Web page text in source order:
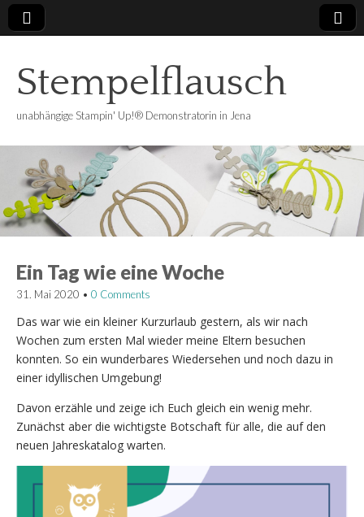
Stempelflausch
unabhängige Stampin' Up!® Demonstratorin in Jena
Ein Tag wie eine Woche
31. Mai 2020 • 0 Comments
Das war wie ein kleiner Kurzurlaub gestern, als wir nach
Wochen zum ersten Mal wieder meine Eltern besuchen
konnten. So ein wunderbares Wiedersehen und noch dazu in
einer idyllischen Umgebung!
Davon erzähle und zeige ich Euch gleich ein wenig mehr.
Zunächst aber die wichtigste Botschaft für alle, die auf den
neuen Jahreskatalog warten.